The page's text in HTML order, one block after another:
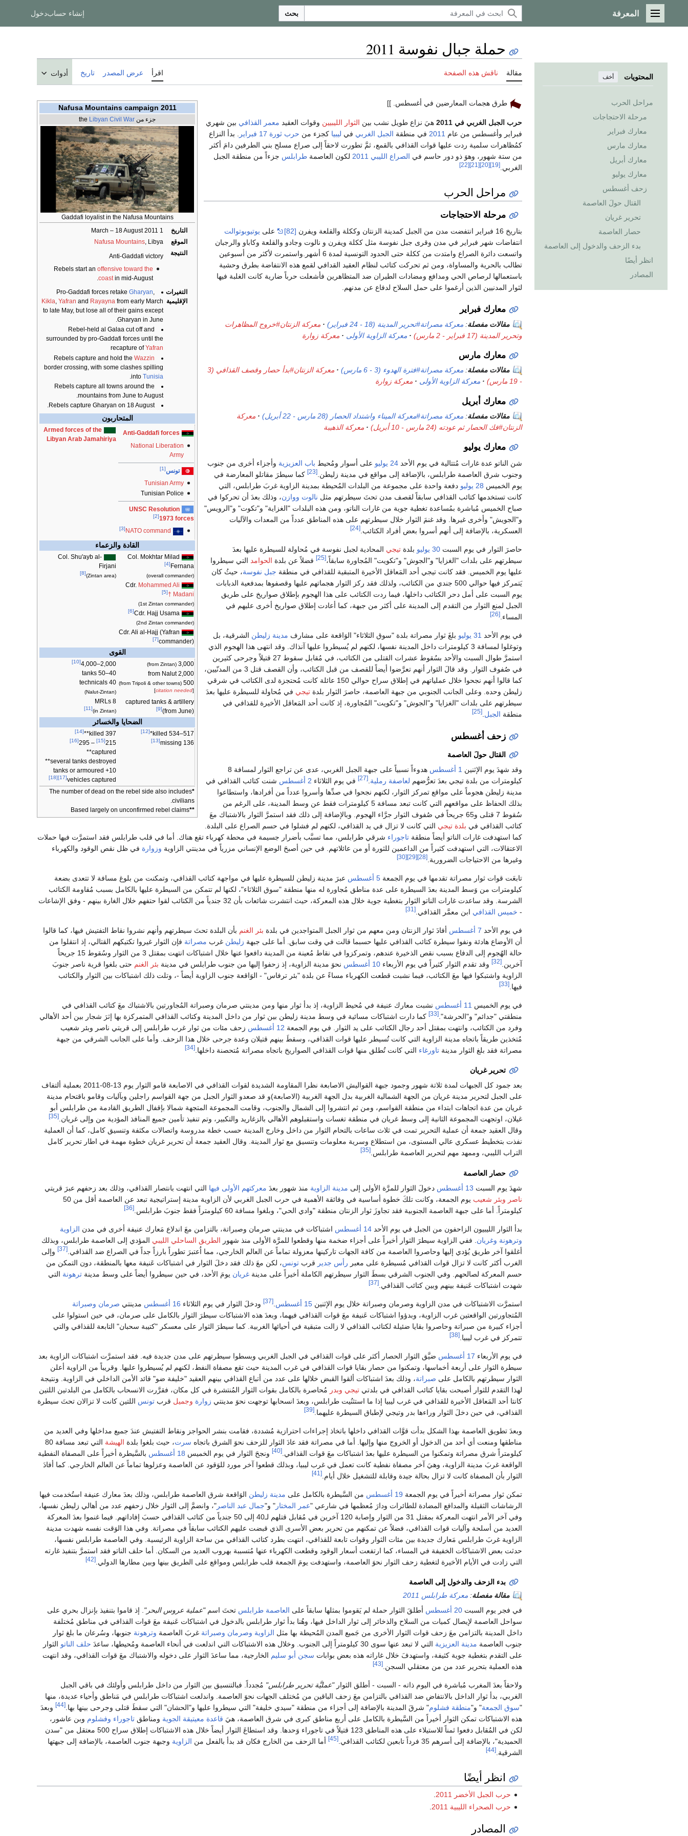
القائمة الرئيسية
المعرفة بحث إنشاء حسابدخول
المحتويات أخف
مراحل الحرب
مرحلة الاحتجاجات
معارك فبراير
معارك مارس
معارك أبريل
معارك يوليو
زحف أغسطس
القتال حولَ العاصمة
تحرير غريان
حصار العاصمة
بدء الزحف والدخول إلى العاصمة
انظر أيضًا
المصادر
حملة جبال نفوسة 2011
مقالة ناقش هذه الصفحة اقرأ عرض المصدر تاريخ أدوات
2011 Nafusa Mountains campaign
جزء من the Libyan Civil War
Gaddafi loyalist in the Nafusa Mountains
التاريخ
1 March – 18 August 2011
الموقع
Nafusa Mountains, Libya
النتيجة
Anti-Gaddafi victory
Rebels start anoffensive toward the
coast in mid-August.
التغيرات
الإقليمية
Pro-Gaddafi forces retake Gharyan,
Kikla, Yafran and Rayayna from early March
to late May, but lose all of their gains except
Gharyan in June.
Rebel-held al Galaa cut off and
surrounded by pro-Gaddafi forces until the
recapture ofYafran
Rebels capture and hold the Wazzin
border crossing, with some clashes spilling
into Tunisia
Rebels capture all towns around the
mountains from June to August.
Rebels capture Gharyan on 18 August.
المتحاربون
Anti-Gaddafi forces
National Liberation
Army
تونس[1]
Tunisian Army
Tunisian Police
UNSC Resolution
1973 forces
[2]
NATO command
[3]
Armed forces of the
Libyan Arab Jamahiriya
القادة والزعماء
Col. Mokhtar Milad
Fernana
[4]
(overall commander)
Mohammed Ali
Madani
†
[5]
(1st Zintan commander)
[6]
(2nd Zintan commander)
Cdr. Ali al-Hajj (Yafran
commander)
[7]
Col. Shu'ayb al-
Firjani
(Zintan area)
[8]
القوى
3,000
(from Zintan)
2,000 from Nalut
500
(from Tripoli & other towns)
[
citation needed
]
captured tanks & artillery
(from June)
[9]
2,000–4,000
[10]
40–50 tanks
40 technicals
(Nalut-Zintan)
8 MRLs
(in Zintan)
[11]
الضحايا والخسائر
517–534 killed*
[12]
136 missing
[13]
397 killed**
[14]
215
[15]
– 295
[16]
captured**
several tanks destroyed**
10+ tanks or armoured
vehicles captured
[17]
[18]
*
The number of dead on the rebel side also includes
civilians.
**
Based largely on unconfirmed rebel claims
طرق هجمات المعارضين في أغسطس. ]]
حرب الجبل الغربي في 2011 هيَ نزاع طويل نشب بين الثوار الليبيين وقوات العقيد معمر القذافي بين شهري
فبراير وأغسطس من عام 2011 في منطقة الجبل الغربي في ليبيا كجزء من حرب ثورة 17 فبراير
. بدأ النزاع
كمُظاهرات سلمية ردت عليها قوات القذافي بالقمع، ثمَّ تطورت لاحقاً إلى صراع مسلح بني الطرفين دامَ أكثر
من ستة شهور، وهوَ ذو دور حاسم في الصراع الليبي 2011 لكون العاصمة طرابلس جزءاً من منطقة الجبل
الغربي. [19]
[20]
[21]
[22]
مراحل الحرب
مرحلة الاحتجاجات
بتاريخ 16 فبراير انتفضت مدن من الجبل كمدينة الزنتان وككلة والقلعة ويفرن [82] على يوتيوبوتوالت
انتفاضات شهر فبراير في مدن وقرى جبل نفوسة مثل ككلة ويفرن و نالوت وجادو والقلعة وكاباو والرجبان
واتسعت دائرة الصراع وامتدت من ككلة حتى الحدود التونسية لمدة 6 أشهر.واستمرت لأكثر من أسبوعين
تطالب بالحرية والمساواة، ومن ثم تحركت كتائب لنظام العقيد القدافي لقمع هذه الانتفاضة بطرق وحشية
باستعمالها لرصاص الحي ومدافع ومضادات الطيران ضد المتظاهرين فأشعلت حرباً ضارية كانت الغلبة فيها
لثوار المدنيين الذين أرغموا على حمل السلاح لدفاع عن مدنهم.
معارك فبراير
مقالات مفصلة: معركة مصراتة#تحرير المدينة (18 - 24 فبراير)
معركة الزنتان#خروج المظاهرات
وتحرير المدينة (17 فبراير - 2 مارس)
معركة الزاوية الأولى معركة زوارة
معارك مارس
مقالات مفصلة: معركة مصراتة#فترة الهدوء (3 - 6 مارس)
معركة الزنتان#بدأ حصار وقصف القذافي (3
- 19 مارس)
معركة الزاوية الأولى معركة زوارة
معارك أبريل
مقالات مفصلة: معركة مصراتة#معركة الميناء واشتداد الحصار (28 مارس - 22 أبريل)
معركة
الزنتان#فك الحصار ثم عودته (24 مارس - 10 أبريل)
معركة الذهيبة
معارك يوليو
شن الناتو عدة غارات مُتتالية في يوم الأحد 24 يوليو على أسوار ومُحيط باب العزيزية وأجزاء أخرى من جنوب
وجنوب شرق العاصمة طرابلس، بالإضافة إلى مواقع في مدينة زليطن. [23]
كما سيطرَ مقاتلو المعارضة في
يوم الخميس 28 يوليو
دفعة واحدة على مجموعة من البلدات المُحيطة بمدينة الزاوية غربَ طرابلس، التي
كانت تستخدمها كتائب القذافي سابقاً لقصف مدن تحتَ سيطرتهم مثل نالوت ووازن، وذلك بعدَ أن تحركوا في
صباح الخميس مُباشرة بمُساعدة تغطية جوية من غارات الناتو، ومن هذه البلدات "الغزاية" و"تكوت" و"الرويس"
و"الجويش" وأخرى غيرها. وقد غنمَ الثوار خلال سيطرتهم على هذه المناطق عدداً من المعدات والآليات
العسكرية، بالإضافة إلى أنهم أسروا بعض أفراد الكتائب. [24]
حاصرَ الثوار في يوم السبت 30 يوليو بلدة تيجي المحادية لجبل نفوسة في مُحاولة للسيطرة عليها بعدَ
سيطرتهم على بلدات "الغزايا" و"الجوش" و"تكويت" المُجاورة سابقاً،[25] فضلاً عن بلدة الحوامد التي سيطروا
عليها يوم الخميس. فقد كانت تيجي أحد المَعاقل الأخيرة المتبقية للقذافي في منطقة جبل نفوسة، حيثُ كان
يَتمركز فيها حوالي 500 جندي من الكتائب، ولذلك فقد ركز الثوار هجماتهم عليها وقصفوها بمدفعية الدبابات
يوم السبت على أمل دحر الكتائب داخلها، فيما ردت الكتائب على هذا الهجوم بإطلاق صواريخ على طريق
الجبل لمنع الثوار من التقدم إلى المدينة على أكثر من جبهة، كما أعادت إطلاق صواريخ أخرى عليهم في
المساء. [26]
في يوم الأحد 31 يوليو بلغَ ثوار مصراتة بلدة "سوق الثلاثاء" الوَاقعة على مشارف مدينة زليطن الشرقية، بل
وتوغلوا لمسافة 3 كيلومترات داخل المدينة نفسها، لكنهم لم يُسيطروا عليها آنذاك. وقد انتهى هذا الهجوم الذي
استمرَّ طوال السبت والأحد بسُقوط عشرات القتلى من الكتائب، في مُقابل سقوط 27 قتيلاً وجرحى كثيرين
في صُفوف الثوار. وقد قالَ الثوار أنهم تعرَّضوا أيضاً للقصف من قبل الكتائب، وأن القصف قتل 3 من المدنّيين،
كما قالوا أنهم نجحوا خلال عملياتهم في إطلاق سراح حوالي 150 عائلة كانت مُحتجزة لدى الكتائب في شرقي
زليطن وحده. وعلى الجانب الجنوبي من جبهة العاصمة، حاصرَ الثوار بلدة تيجي في مُحاولة للسيطرة عليها بعدَ
سيطرتهم على بلدات "الغزايا" و"الجوش" و"تكويت" المُجاورة، إذ كانت أحد المَعاقل الأخيرة للقذافي في
منطقة الجبل [25]
زحف أغسطس
القتال حولَ العاصمة
وقد شهدَ يوم الإثنين 1 أغسطس
هدوءاً نسبياً على جبهة الجبل الغربي، عدى عن تراجع الثوار لمسافة 8
كيلومترات من بلدة تيجي بعدَ تعرُّضهم لعاصفة رملية [27] في يوم الثلاثاء 2 أغسطس
شنت كتائب القذافي في
مدينة زليطن هجوماً على مواقع تمركز الثوار، لكنهم نجحوا في صدِّها وأسروا عدداً من أفرادها، واستطاعوا
بذلك الحفاظ على مواقعهم التي كانت تبعد مسافة 5 كيلومترات فقط عن وسط المدينة، على الرغم من
سُقوط 7 قتلى و65 جريحاً في صُفوف الثوار جرَّاء الهجوم. وبالإضافة إلى ذلك فقد استمرَّ الثوار بالاشتباك معَ
كتائب القذافي في بلدة تيجي التي كانت لا تزال في يد القذافي، لكنهم لم فشلوا في حسم الصراع على البلدة.
كما استهدفت غارات الناتو أيضاً منطقة تاجوراء شرقي طرابلس، مما تسبَّب بأضرار جسيمة في محطة كهرباء تقع هناك. أما في قلب طرابلس فقد استمرَّت فيها حملات
الاعتقالات، التي استهدفت كثيراً من الداعمين للثورة أو من عائلاتهم. في حين أصبحَ الوضع الإنساني مزرياً في مدينتي الزاوية وزوارة في ظل نقص الوقود والكهرباء
وغيرها من الاحتياجات الضرورية. [28]
[29]
[30]
تابعَت قوات ثوار مصراتة تقدمها في يوم الجمعة 5 أغسطس
عبرَ مدينة زليطن للسيطرة عليها في مواجهة كتائب القذافي، وتمكنت من بلوغ مسافة لا تتعدى بضعة
كيلومترات من وَسط المدينة بعدَ السيطرة على عدة مناطق مُجاورة له منها منطقة "سوق الثلاثاء"، لكنها لم تتمكن من السيطرة عليها بالكامل بسبب مُقاومة الكتائب
الشرسة. وقد ساعدت غارات الناتو الثوار بتغطية جوية خلال هذه المعركة، حيث انتشرت شائعات بأن 32 جندياً من الكتائب لقوا حتفهم خلال الغارة بينهم - وفق الإشاعات
- خميس القذافي ابن معمَّر القذافي. [31]
في يوم الأحد 7 أغسطس أفادَ ثوار الزنتان ومن معهم من ثوار الجبل المتواجدين في بلدة بئر الغنم بأن البلدة تحتَ سيطرتهم وأنهم نشروا نقاط التفتيش فيها، كما قالوا
أن الأوضاع هادئة ونفوا سيطرة كتائب القذافي عليها حسبما قالت في وقت سابق. أما على جبهة زليطن غرب مصراتة فإن الثوار غيروا تكتيكهم القتالي، إذ انتقلوا من
حالة الهُجوم إلى الدفاع بسبب نقص الذخيرة عندهم، وتمركزوا في نقاط مُعينة من المدينة دافعوا عنها خلال اشتباكات انتهت بمقتل 3 من الثوار وسُقوط 15 جريحاً
آخرين. [32] وقد تقدم الثوار كثيراً في يوم الأربعاء 10 أغسطس نحوَ مدينة الزاوية، إذ زحفوا إليها من جنوب طرابلس في مدينة بئر الغنم حتى بلغوا قرية ناصر جنوبَ
الزاوية واشتبكوا فيها معَ الكتائب، فيما نشبت قطعت الكهرباء مساءً عن بلدة "بئر ترفاس" - الوَاقعة جنوب الزاوية أيضاً -، وتلت ذلك اشتباكات بين الثوار والكتائب
فيها. [33]
في يوم الخميس 11 أغسطس
نشبت معارك عنيفة في مُحيط الزاوية، إذ بدأ ثوار منها ومن مدينتي صرمان وصبراتة المُجاورتين بالاشتباك معَ كتائب القذافي في
منطقتي "جدائم" و"الحرشة". [33]
كما دارت اشتباكات مسائية في وسط مدينة زليطن بين ثوار من داخل المدينة وكتائب القذافي المتمركزة بها إثرَ شجار بين أحد الأهالي
وفرد من الكتائب، وانتهت بمقتل أحد رجال الكتائب على يد الثوار. في يوم الجمعة 12 أغسطس
زحف مئات من ثوار غرب طرابلس إلى قريتي ناصر وبئر شعيب
مُتخذين طريقاً باتجاه مدينة الزاوية التي كانت تُسيطر عليها قوات القذافي، وسقطَ بينهم قتيلان وعدة جرحى خلال هذا الزحف. وأما على الجانب الشرقي من جبهة
مصراتة فقد بلغ الثوار مدينة تاورغاء التي كانت تُطلق منها قوات القذافي الصواريخ باتجاه مصراتة مُتحصنة داخلها. [34]
تحرير غريان
بعد جمود كل الجبهات لمدة ثلاتة شهور وجمود جبهة القواليش الاصابعة نظرا المقاومة الشديدة لقوات القذافي في الاصابعة قامو الثوار يوم 13-08-2011 بعملية ألتفاف
على الجبل لتحرير مدينة غريان من الجهة الشمالية الغربية بدل الجهة الغربية (الاصابعة)و قد صعدو الثوار الجبل من جهة القواسم راجلين وبآليات وقامو باقتحام مدينة
غريان من عدة اتجاهات ابتداء من منطقة القواسم، ومن ثم انتشروا إلى الشمال والجنوب، وقامت المجموعة المتجهة شمالا بإقفال الطريق القادمة من طرابلس أبو
غيلان، اوتجهت المجموعة الثانية إلى وسط غريان في منطقة تغسات واستقبلوهم الأهالي بالزغاريد والتكبير، وتم تنفيذ تأمين جميع المنافذ المؤدية من وإلى غريان.[35]
وقال العقيد جمعة أن عملية التحرير تمت في ثلاث ساعات بالتحام الثوار من داخل وخارج المدينة حسب خطة مدروسة واتصالات مكثفة وتنسيق كامل، كما أن العملية
نفذت بتخطيط عسكري عالي المستوى، من استطلاع وسرية معلومات وتنسيق مع ثوار المدينة. وقال العقيد جمعة أن تحرير غريان خطوة مهمة في اطار تحرير كامل
التراب الليبي، وممهد مهم لتحرير العاصمة طرابلس.[35]
حصار العاصمة
شهدَ يوم السبت 13 أغسطس دخولَ الثوار للمرَّة الأولى إلى مدينة الزاوية منذ شهور بعدَ معركتهم الأولى فيها التي انتهت بانتصار القذافي، وذلك بعد زحفهم عبرَ قريتي
ناصر وبئر شعيب
يوم الجمعة، وكانت تلكَ خطوة أساسية في وفائقة الأهمية في حرب الجبل الغربي لأن الزاوية مدينة إستراتيجية تبعد عن العاصمة أقل من 50
كيلومتراً. أما على جبهة العاصمة الجنوبية فقد تجاوزَ ثوار الزنتان منطقة "وادي الحي"، وبلغوا مسافة 60 كيلومتراً فقط جنوبَ طرابلس.
[36]
بدأ الثوار الليبيون الزاحفون من الجبل في يوم الأحد 14 أغسطس اشتباكات في مدينتي صرمان وصبراتة، بالتزامن معَ اندلاع مَعارك عنيفة أخرى في مدن الزاوية
وترهونة وغريان . ففي الزاوية سيطرَ الثوار أخيراً على أجزاء ضخمة منها وقطعوا للمرَّة الأولى منذ شهور الطريق الساحلي الليبي المؤدي إلى العاصمة طرابلس، وبذلك
أغلقوا آخر طريق يُؤدي إليها وحاصروا العاصمة من كافة الجهات تاركينها معزولة تماماً عن العالم الخارجي، مما اُعتبرَ تطوراً بارزاً جداً في الصراع ضد القذافي. [37]
وإلى
الغرب أكثر كانت لا تزال قوات القذافي مُسيطرة على معبر رأس جدير قرب تونس، لكن معَ ذلك فقد دخلَ الثوار في اشتباكات عَنيفة معها بالمنطقة، دون التمكن من
حسم المعركة لصالحهم. وفي الجنوب الشرقي بسطَ الثوار سيطرتهم الكاملة أخيراً على مدينة غريان يومَ الأحد، في حين سيطروا أيضاً على وسط مدينة ترهونة التي
شهدت اشتباكات عَنيفة بينهم وبين كتائب القذافي. [37]
استمرَّت الاشتباكات في مدن الزاوية وصرمان وصبراتة خلال يوم الإثنين 15 أغسطس [37] ودخلَ الثوار في يوم الثلاثاء 16 أغسطس مدينتي صرمان وصبراتة
المُتجاورتين الواقعتين غرب الزاوية، وبدؤوا اشتباكات عَنيفة معَ قوات القذافي فيهما، وبعدَ هذه الاشتباكات سيطرَ الثوار بالكامل على صرمان، في حين استولوا على
أجزاء كبيرة من صبراتة وحاصروا بقايا ضئيلة لكتائب القذافي لا زالت متبقية في أحيائها الغربية. كما سيطرَ الثوار على معسكر "كتيبة سحبان" التابعة للقذافي والتي
تتمركز في غرب ليبيا. [38]
في يوم الأربعاء 17 أغسطس
ضيَّق الثوار الحصار أكثر على قوات القذافي في الجبل الغربي وبسطوا سيطرتهم على مدن جديدة فيه. فقد استمرَّت اشتباكات الزاوية بعد
سيطرة الثوار على أربعة أخماسها، وتمكنوا من حصار بقايا قوات القذافي في غرب المدينة حيث تقع مصفاة النفط، لكنهم لم يُسيطروا عليها. وقريباً من الزاوية أعلن
الثوار سيطرتهم بالكامل على صبراتة، وذلك بعدَ اشتباكات ألقوا القبض خلالها على عدد من أتباع القذافي بينهم العقيد "خليفة ضو" قائد الأمن الداخلي في الزاوية. ونتيجة
لهذا التقدم للثوار أصبحت بقايا كتائب القذافي في بلدتي تيجي وبدر مُحاصرة بالكامل بقوات الثوار المُنتشرة في كل مكان، فقرَّرت الانسحاب بالكامل من البلدتين اللتين
كانتا أحد المَعاقل الأخيرة للقذافي في غرب ليبيا إذا ما استثنُيت طرابلس، وبعدَ انسحابها توجهت نحوَ مدينتي زوارة وجميل قرب تونس اللتين كانت لا تزالان تحتَ سيطرة
القذافي، في حين دخلَ الثوار وراءها بدر وتيجي لإطباق السيطرة عليهما. [39]
وبعدَ تطويق العاصمة بهذا الشكل بدأت قوَّات القذافي داخلها باتخاذ إجراءات احترازية مُشددة، فقامت بنشر الحواجز ونقاط التفتيش عندَ جميع مداخلها وفي العديد من
مناطقها ومنعت أي أحد من الدخول أو الخروج منها وإليها. أما في مصراتة فقد عادَ الثوار للزحف نحوَ الشرق باتجاه سرت، حيث بلغوا بلدة الهيشة
التي تبعد مسافة 80
كيلومتراً شرق مصراتة وتمكنوا من السيطرة عليها بعدَ اشتباكات معَ قوات القذافي. [40] ونجحَ الثوار في يوم الخميس 18 أغسطس
بالسَّيطرة أخيراً على المصفاة النفطية
الواقعة غربَ مدينة الزاوية، وهيَ آخر مصفاة نفطية كانت تعمل في غرب ليبيا، وبذلك قطعوا آخر مورد للوَقود عن العاصمة وعزلوها تماماً عن العالم الخارجي. كما أفادَ
الثوار بأن المصفاة كانت لا تزال بحالة جيدة وقابلة للتشغيل خلال أيام. [41]
تمكن ثوار مصراتة أخيراً في يوم الجمعة 19 أغسطس من السَّيطرة بالكامل على مدينة زليطن الوَاقعة شرق العاصمة طرابلس، وذلك بعدَ معارك عنيفة استُخدمت فيها
الرشاشات الثقيلة والمدافع المضادة للطائرات ودارَ مُعظمها في شارعي "عمر المختار " و"جمال عبد الناصر "، وانضمَّ إلى الثوار خلال زحفهم عدد من أهالي زليطن نفسها،
وفي آخر الأمر انتهت المعركة بمقتل 31 من الثوار وإصابة 120 آخرين في مُقابل قتلهم لـ40 إلى 50 جندياً من كتائب القذافي حسبَ إفاداتهم. فيما غنموا بعدَ المعركة
العديد من أسلحة وآليات قوات القذافي، فضلاً عن تمكنهم من تحرير بعض الأسرى الذي قبضت عليهم الكتائب سابقاً في مصراتة. وفي هذا الوَقت نفسه شهدت مدينة
الزاوية غربَ طرابلس مَعارك جديدة بين مئات الثوار وقوات تابعة للقذافي، انتهت بطرد كتائب القذافي من ساحة الزاوية الرئيسية. وفي العاصمة طرابلس نفسها،
حدثت بعض الاشتباكات الخفيفة في المساء، كما ارتفعت أسعار الوقود وقطعت الكهرباء عنها مُتسببة بهروب العديد من السكان. أما حلف الناتو فقد استمرَّ بتنفيذ غارته
التي زادت في الأيام الأخيرة لتغطية زحف الثوار نحوَ العاصمة، واستهدفت يومَ الجمعة قلب طرابلس ومواقع على الطريق بينها وبين مطارها الدولي. [42]
بدء الزحف والدخول إلى العاصمة
مقالة مفصلة: معركة طرابلس 2011
في فجر يوم السبت 20 أغسطس أطلقَ الثوار حملة لم يَقوموا بمثلها سابقاً على العاصمة طرابلس تحتَ اسم"عملية عروس البحر" . إذ قاموا بتنفيذ بإنزال بحري على
سواحل العاصمة لإيصال كميات من السلاح والذخائر إلى ثوار الداخل فيها، وهُنا بدأ ثوار طرابلس بالدخول في اشتباكات عَنيفة معَ قوات القذافي في مناطق مُختلفة
داخل المدينة بالتزامن معَ زحف قوات الثوار الأخرى من جَميع المدن المُحيطة بها مثل الزاوية وصرمان وصبراتة غربَ العاصمة وترهونة جنوبها، وسُرعان ما بلغ ثوار
جنوب العاصمة مدينة العزيزية التي لا تبعد عنها سوى 30 كيلومتراً إلى الجنوب. وخلال هذه الاشتباكات التي اندلعت في أنحاء العاصمة ومُحيطها، ساعدَ حلف الناتو الثوار
على التقدم بتغطية جوية كثيفة، واستهدفَ خلال غاراته هذه بعض بوابات سجن أبو سليم الخارجية، مما ساعدَ الثوار على دخوله والاشتباك معَ قوات القذافي، وقد انتهت
هذه العملية بتحرير عدد من من معتقلي السجن. [43]
ولاحقاً بعدَ المغرب مُباشرة في اليوم ذاته - السبت - أطلق الثوار"عمليَّة تحرير طرابلس" مُجدداً. فبالتنسيق بين الثوار من داخل طرابلس وأولئك في باقي الجبل
الغربي، بدأ ثوار الداخل بالانتفاض ضد القذافي بالتزامن معَ زحف الباقين من مُختلف الجهات نحوَ العاصمة. واندلعت اشتباكات طرابلس في مَناطق وأحياء عديدة، منها
"سوق الجمعة" و"منطقة فشلوم" شرقَ المدينة بالإضافة إلى أجزاء من منطقة "سيدي خليفة" التي سيطروا عليها و"الحشان" التي سقطَ قتلى وجرحى بينها بها. [44]
وبعدَ
هذه الاشتباكات تمكن الثوار أخيراً من السَّيطرة بالكامل على أربع مناطق كبرى في شرق العاصمة، هيَ قاعدة معيتيقة الجوية ومناطق تاجوراء وفشلوم وبن عاشور،
لكن في المُقابل دفعوا ثمناً للاستيلاء على هذه المناطق 123 قتيلاً في تاجوراء وَحدها. وقد استطاعَ الثوار أيضاً خلال هذه الاشتباكات إطلاق سراح 500 معتقل من "سدن
الحميدية"، بالإضافة إلى أسرهم 35 فرداً تابعين لكتائب القذافي.
[45] أما الزحف من الخارج فكان قد بدأ بالفعل من الزاوية وجبهة جنوب العاصمة، بالإضافة إلى جبهتها
الشرقية. [44]
انظر أيضًا
حرب الجبل الأخضر 2011
.
حرب الصحراء الليبية 2011
المصادر